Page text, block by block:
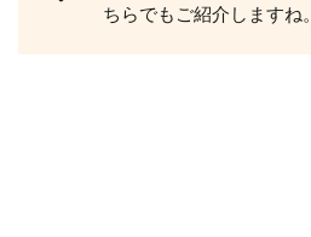
ちらでもご紹介しますね。